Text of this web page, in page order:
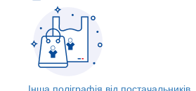
Інша поліграфія від постачальників